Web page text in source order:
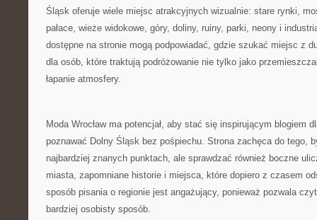
Śląsk oferuje wiele miejsc atrakcyjnych wizualnie: stare rynki,
pałace, wieże widokowe, góry, doliny, ruiny, parki, neony i
dostępne na stronie mogą podpowiadać, gdzie szukać miejsc z
dla osób, które traktują podróżowanie nie tylko jako
łapanie atmosfery.
Moda Wrocław ma potencjał, aby stać się inspirującym blogiem
poznawać Dolny Śląsk bez pośpiechu. Strona zachęca do tego,
najbardziej znanych punktach, ale sprawdzać również boczne
miasta, zapomniane historie i miejsca, które dopiero z czasem
sposób pisania o regionie jest angażujący, ponieważ pozwala
bardziej osobisty sposób.